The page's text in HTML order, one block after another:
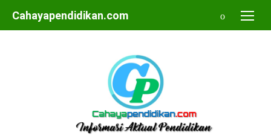
Skip
to
Cahayapendidikan.com